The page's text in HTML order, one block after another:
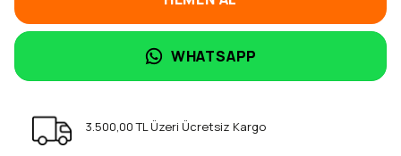
WHATSAPP
3.500,00 TL Üzeri Ücretsiz Kargo